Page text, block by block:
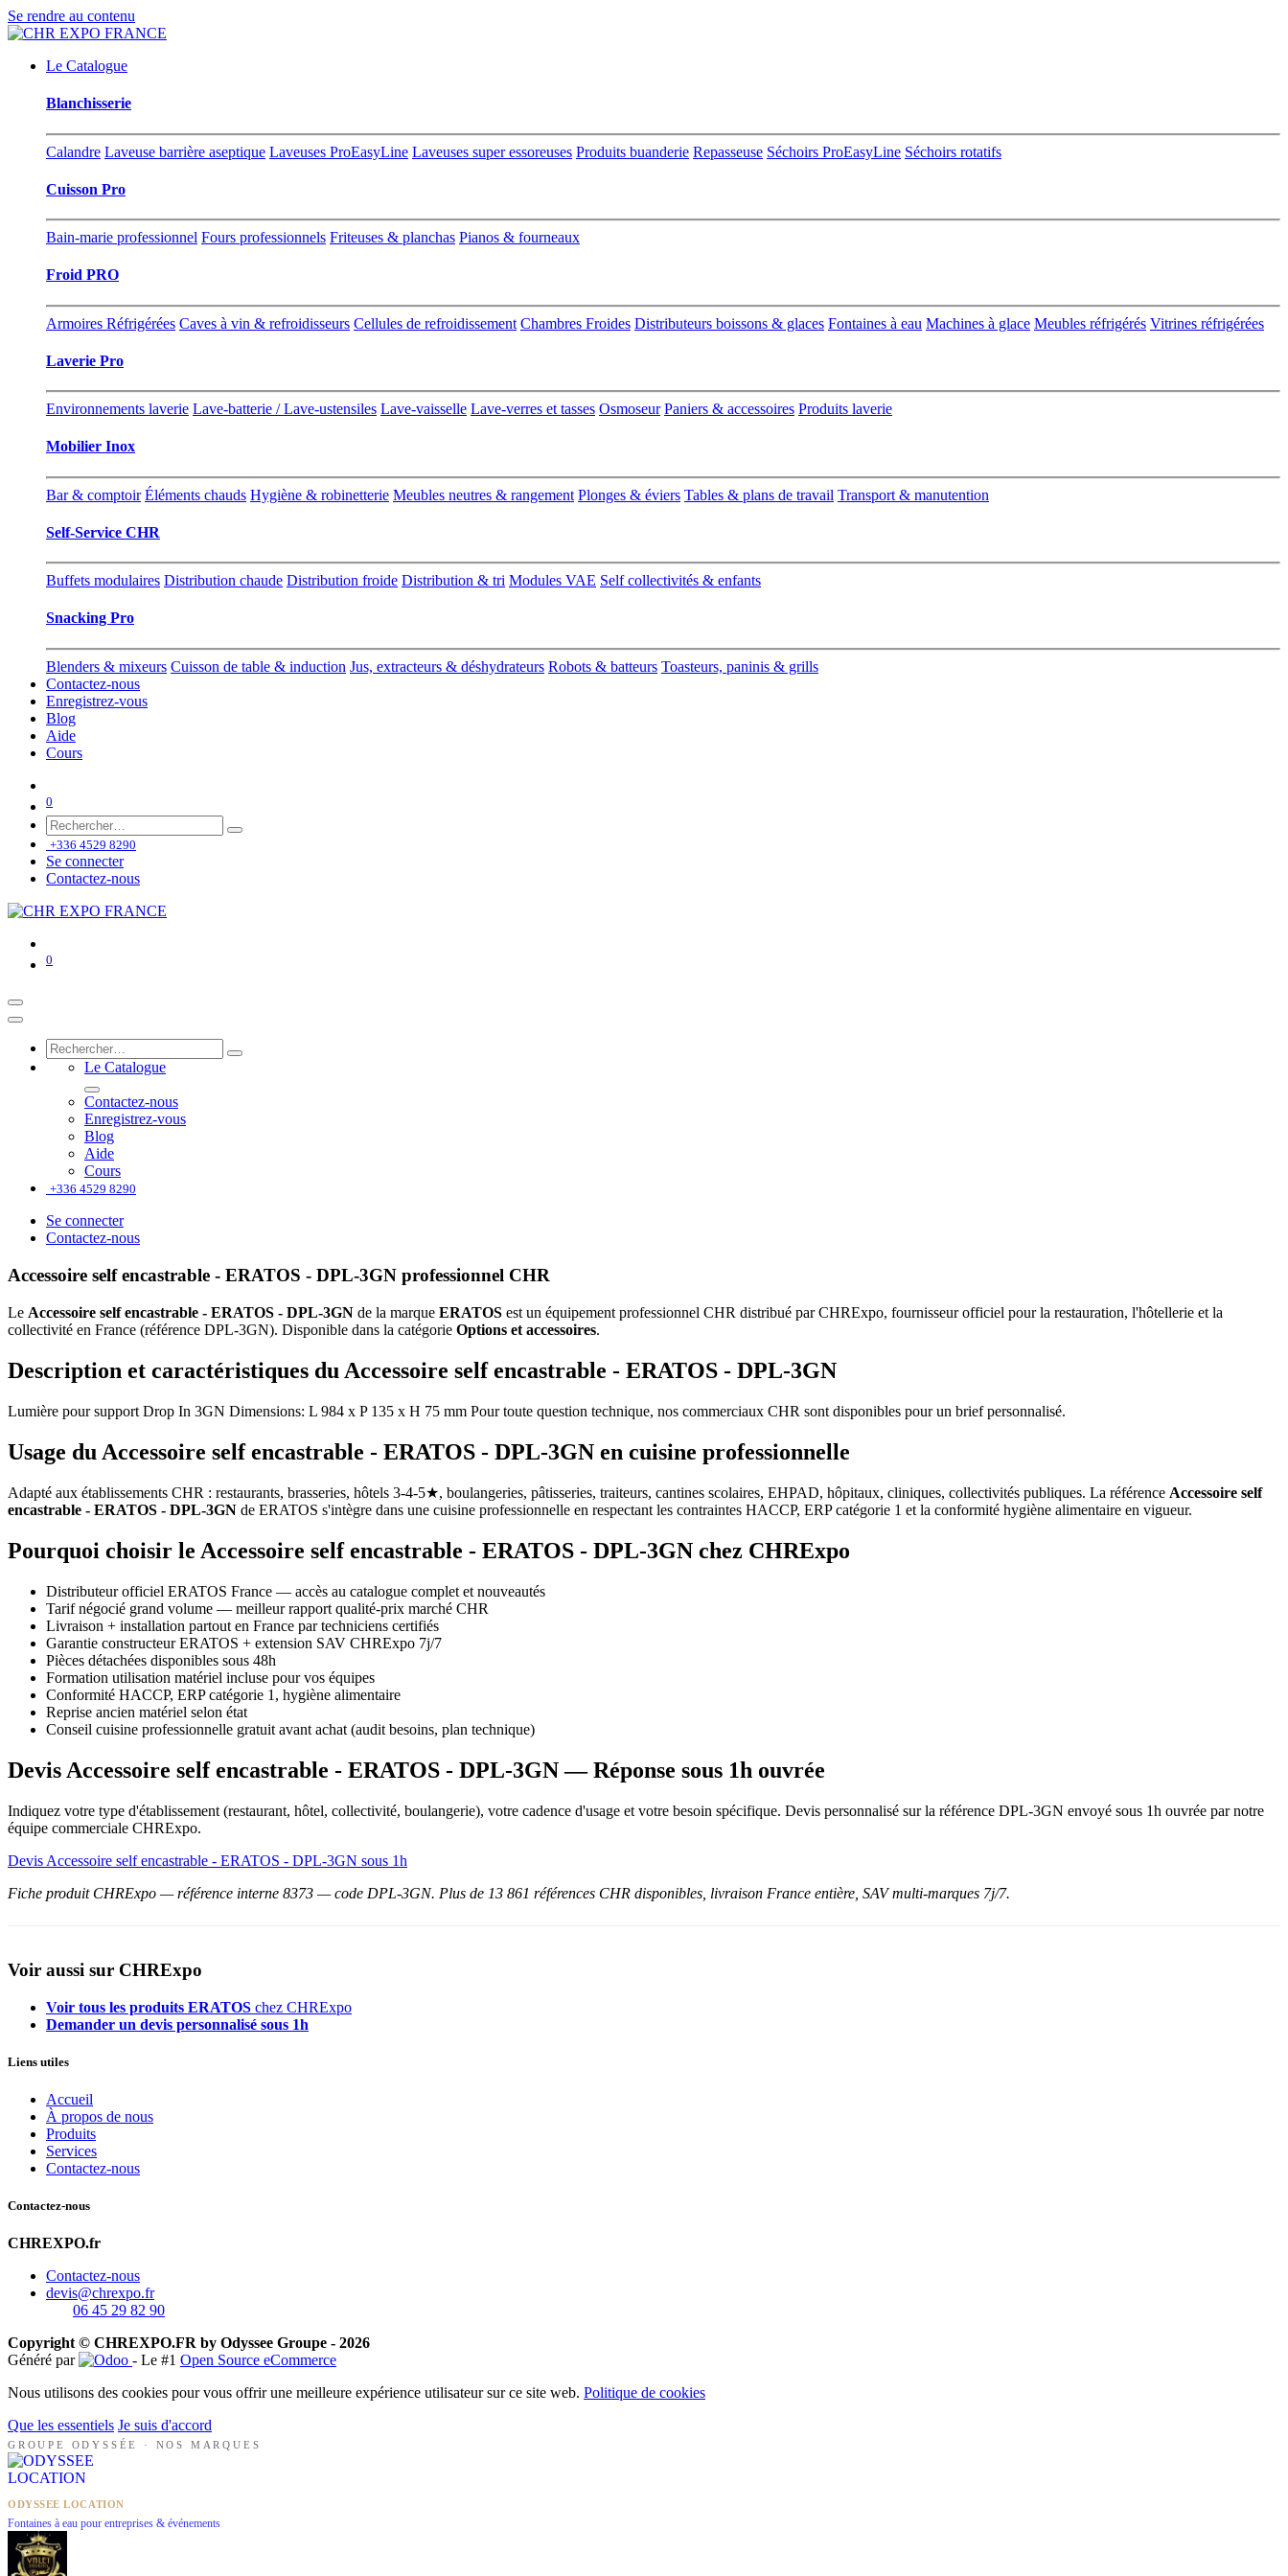
Se rendre au contenu
Le Catalogue
Blanchisserie
Calandre Laveuse barrière aseptique Laveuses ProEasyLine Laveuses super essoreuses Produits buanderie Repasseuse Séchoirs ProEasyLine Séchoirs rotatifs
Cuisson Pro
Bain-marie professionnel Fours professionnels Friteuses & planchas Pianos & fourneaux
Froid PRO
Armoires Réfrigérées Caves à vin & refroidisseurs Cellules de refroidissement Chambres Froides Distributeurs boissons & glaces Fontaines à eau Machines à glace Meubles réfrigérés Vitrines réfrigérées
Laverie Pro
Environnements laverie Lave-batterie / Lave-ustensiles Lave-vaisselle Lave-verres et tasses Osmoseur Paniers & accessoires Produits laverie
Mobilier Inox
Bar & comptoir Éléments chauds Hygiène & robinetterie Meubles neutres & rangement Plonges & éviers Tables & plans de travail Transport & manutention
Self-Service CHR
Buffets modulaires Distribution chaude Distribution froide Distribution & tri Modules VAE Self collectivités & enfants
Snacking Pro
Blenders & mixeurs Cuisson de table & induction Jus, extracteurs & déshydrateurs Robots & batteurs Toasteurs, paninis & grills
Contactez-nous
Enregistrez-vous
Blog
Aide
Cours
0
+336 4529 8290
Se connecter
Contactez-nous
0
Le Catalogue
Contactez-nous
Enregistrez-vous
Blog
Aide
Cours
+336 4529 8290
Se connecter
Contactez-nous
Accessoire self encastrable - ERATOS - DPL-3GN professionnel CHR
Le Accessoire self encastrable - ERATOS - DPL-3GN de la marque ERATOS est un équipement professionnel CHR distribué par CHRExpo, fournisseur officiel pour la restauration, l'hôtellerie et la
collectivité en France (référence DPL-3GN). Disponible dans la catégorie Options et accessoires.
Description et caractéristiques du Accessoire self encastrable - ERATOS - DPL-3GN
Lumière pour support Drop In 3GN Dimensions: L 984 x P 135 x H 75 mm Pour toute question technique, nos commerciaux CHR sont disponibles pour un brief personnalisé.
Usage du Accessoire self encastrable - ERATOS - DPL-3GN en cuisine professionnelle
Adapté aux établissements CHR : restaurants, brasseries, hôtels 3-4-5★, boulangeries, pâtisseries, traiteurs, cantines scolaires, EHPAD, hôpitaux, cliniques, collectivités publiques. La référence Accessoire self
encastrable - ERATOS - DPL-3GN de ERATOS s'intègre dans une cuisine professionnelle en respectant les contraintes HACCP, ERP catégorie 1 et la conformité hygiène alimentaire en vigueur.
Pourquoi choisir le Accessoire self encastrable - ERATOS - DPL-3GN chez CHRExpo
Distributeur officiel ERATOS France — accès au catalogue complet et nouveautés
Tarif négocié grand volume — meilleur rapport qualité-prix marché CHR
Livraison + installation partout en France par techniciens certifiés
Garantie constructeur ERATOS + extension SAV CHRExpo 7j/7
Pièces détachées disponibles sous 48h
Formation utilisation matériel incluse pour vos équipes
Conformité HACCP, ERP catégorie 1, hygiène alimentaire
Reprise ancien matériel selon état
Conseil cuisine professionnelle gratuit avant achat (audit besoins, plan technique)
Devis Accessoire self encastrable - ERATOS - DPL-3GN — Réponse sous 1h ouvrée
Indiquez votre type d'établissement (restaurant, hôtel, collectivité, boulangerie), votre cadence d'usage et votre besoin spécifique. Devis personnalisé sur la référence DPL-3GN envoyé sous 1h ouvrée par notre
équipe commerciale CHRExpo.
Devis Accessoire self encastrable - ERATOS - DPL-3GN sous 1h
Fiche produit CHRExpo — référence interne 8373 — code DPL-3GN. Plus de 13 861 références CHR disponibles, livraison France entière, SAV multi-marques 7j/7.
Voir aussi sur CHRExpo
Voir tous les produits ERATOS chez CHRExpo
Demander un devis personnalisé sous 1h
Liens utiles
Accueil
À propos de nous
Produits
Services
Contactez-nous
Contactez-nous
CHREXPO.fr
Contactez-nous
devis@chrexpo.fr
06 45 29 82 90
Copyright © CHREXPO.FR by Odyssee Groupe - 2026
Généré par
- Le #1 Open Source eCommerce
Nous utilisons des cookies pour vous offrir une meilleure expérience utilisateur sur ce site web. Politique de cookies
Que les essentiels Je suis d'accord
GROUPE ODYSSÉE · NOS MARQUES
ODYSSEE LOCATION
Fontaines à eau pour entreprises & événements